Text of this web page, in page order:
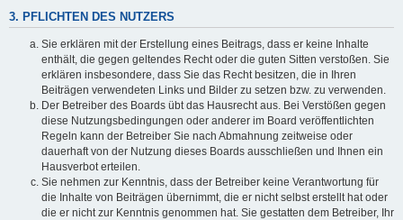
3. PFLICHTEN DES NUTZERS
Sie erklären mit der Erstellung eines Beitrags, dass er keine Inhalte
enthält, die gegen geltendes Recht oder die guten Sitten verstoßen. Sie
erklären insbesondere, dass Sie das Recht besitzen, die in Ihren
Beiträgen verwendeten Links und Bilder zu setzen bzw. zu verwenden.
Der Betreiber des Boards übt das Hausrecht aus. Bei Verstößen gegen
diese Nutzungsbedingungen oder anderer im Board veröffentlichten
Regeln kann der Betreiber Sie nach Abmahnung zeitweise oder
dauerhaft von der Nutzung dieses Boards ausschließen und Ihnen ein
Hausverbot erteilen.
Sie nehmen zur Kenntnis, dass der Betreiber keine Verantwortung für
die Inhalte von Beiträgen übernimmt, die er nicht selbst erstellt hat oder
die er nicht zur Kenntnis genommen hat. Sie gestatten dem Betreiber, Ihr